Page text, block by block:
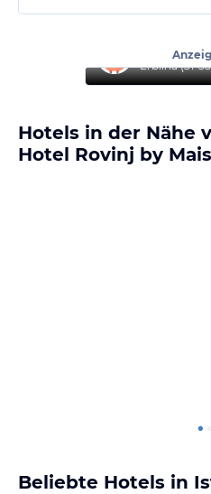
Erblina (31-35
Hotels in der Nähe
Hotel Rovinj by
Beliebte Hotels in